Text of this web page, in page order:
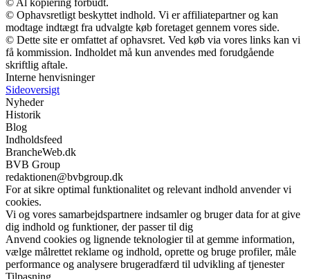
© Al kopiering forbudt.
© Ophavsretligt beskyttet indhold. Vi er affiliatepartner og kan
modtage indtægt fra udvalgte køb foretaget gennem vores side.
© Dette site er omfattet af ophavsret. Ved køb via vores links kan vi
få kommission. Indholdet må kun anvendes med forudgående
skriftlig aftale.
Interne henvisninger
Sideoversigt
Nyheder
Historik
Blog
Indholdsfeed
BrancheWeb.dk
BVB Group
redaktionen@bvbgroup.dk
For at sikre optimal funktionalitet og relevant indhold anvender vi
cookies.
Vi og vores samarbejdspartnere indsamler og bruger data for at give
dig indhold og funktioner, der passer til dig
Anvend cookies og lignende teknologier til at gemme information,
vælge målrettet reklame og indhold, oprette og bruge profiler, måle
performance og analysere brugeradfærd til udvikling af tjenester